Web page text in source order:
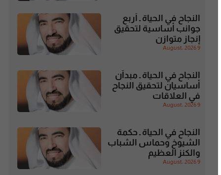
النجاح في الحياة ـ أربع
جوانب أساسية لتحقيق
إنجاز متوازن
9 August، 2026
النجاح في الحياة ـ مبدآن
أساسيان لتحقيق النجاح
في العلاقات
9 August، 2026
النجاح في الحياة ـ حكمة
الشيوخ وحماس الشباب
والكنز العظيم
9 August، 2026